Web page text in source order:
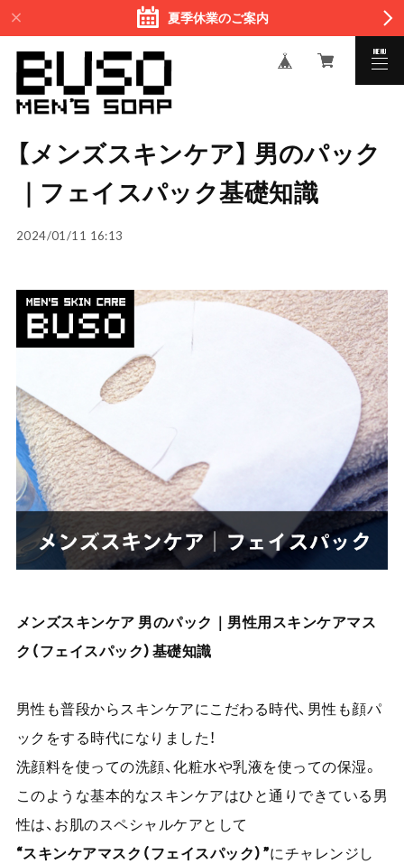
夏季休業のご案内
MENU
CLOSE
【メンズスキンケア】 男のパック
｜フェイスパック基礎知識
2024/01/11 16:13
メンズスキンケア 男のパック｜男性用スキンケアマス
ク（フェイスパック）基礎知識
男性も普段からスキンケアにこだわる時代、男性も顔パ
ックをする時代になりました！
洗顔料を使っての洗顔、化粧水や乳液を使っての保湿。
このような基本的なスキンケアはひと通りできている男
性は、お肌のスペシャルケアとして
“スキンケアマスク（フェイスパック）”にチャレンジし